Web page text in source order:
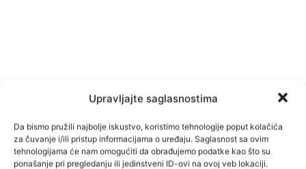
Upravljajte saglasnostima
Da bismo pružili najbolje iskustvo, koristimo tehnologije poput kolačića
za čuvanje i/ili pristup informacijama o uređaju. Saglasnost sa ovim
tehnologijama će nam omogućiti da obrađujemo podatke kao što su
ponašanje pri pregledanju ili jedinstveni ID-ovi na ovoj veb lokaciji.
TAGOVI usora